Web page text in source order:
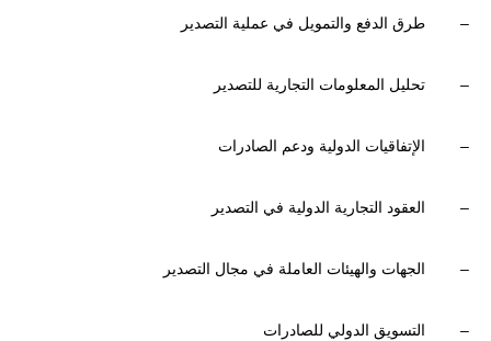
– طرق الدفع والتمويل في عملية التصدير
– تحليل المعلومات التجارية للتصدير
– الإتفاقيات الدولية ودعم الصادرات
– العقود التجارية الدولية في التصدير
– الجهات والهيئات العاملة في مجال التصدير
– التسويق الدولي للصادرات